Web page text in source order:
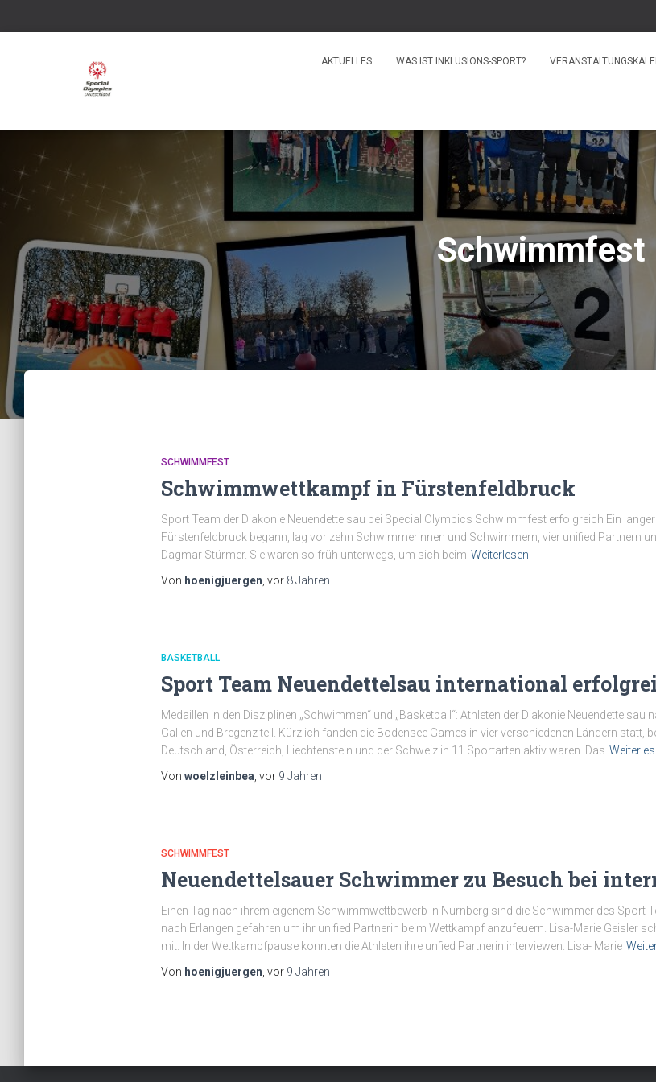
AKTUELLES WAS IST INKLUSIONS-SPORT?
Schwimmfest
SCHWIMMFEST
Schwimmwettkampf in Fürstenfeldbruck
Sport Team der Diakonie Neuendettelsau bei Special Olympics Schwimmfest erfolgreich Ein
Fürstenfeldbruck begann, lag vor zehn Schwimmerinnen und Schwimmern, vier unified Partnern
Dagmar Stürmer. Sie waren so früh unterwegs, um sich beim Weiterlesen
Von hoenigjuergen , vor 8 Jahren
BASKETBALL
Sport Team Neuendettelsau international
Medaillen in den Disziplinen „Schwimmen“ und „Basketball“: Athleten der Diakonie
Gallen und Bregenz teil. Kürzlich fanden die Bodensee Games in vier verschiedenen Ländern statt,
Deutschland, Österreich, Liechtenstein und der Schweiz in 11 Sportarten aktiv waren. Das
Von woelzleinbea , vor 9 Jahren
SCHWIMMFEST
Neuendettelsauer Schwimmer zu Besuch bei
Einen Tag nach ihrem eigenem Schwimmwettbewerb in Nürnberg sind die Schwimmer des Sport
nach Erlangen gefahren um ihr unified Partnerin beim Wettkampf anzufeuern. Lisa-Marie Geisler
mit. In der Wettkampfpause konnten die Athleten ihre unfied Partnerin interviewen. Lisa- Marie
Von hoenigjuergen , vor 9 Jahren